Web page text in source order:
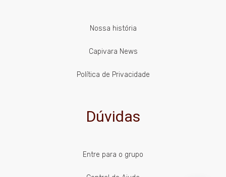
Nossa história
Capivara News
Política de Privacidade
Dúvidas
Entre para o grupo